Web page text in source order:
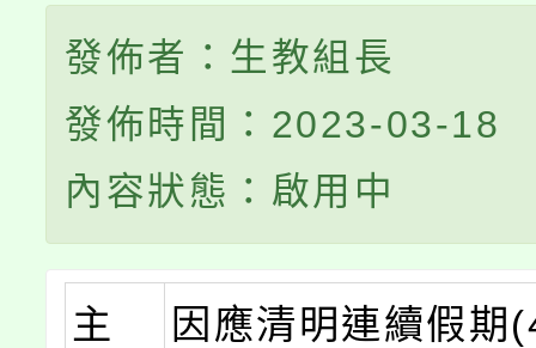
發佈者：生教組長
發佈時間：2023-03-18
內容狀態：啟用中
主
因應清明連續假期